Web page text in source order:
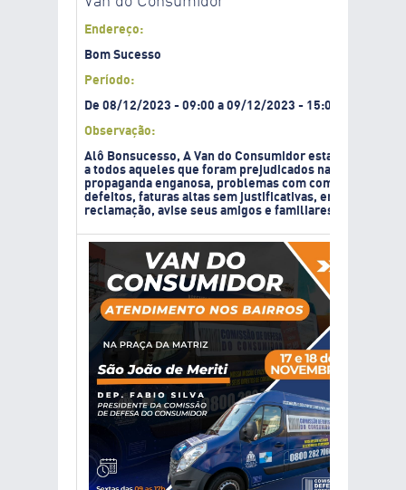
Endereço:
Bom Sucesso
Período:
De 08/12/2023 - 09:00 a 09/12/2023 - 15:00
Observação:
Alô Bonsucesso, A Van do Consumidor estará na
a todos aqueles que foram prejudicados nas relações
propaganda enganosa, problemas com compras na
defeitos, faturas altas sem justificativas, entre outros.
reclamação, avise seus amigos e familiares!